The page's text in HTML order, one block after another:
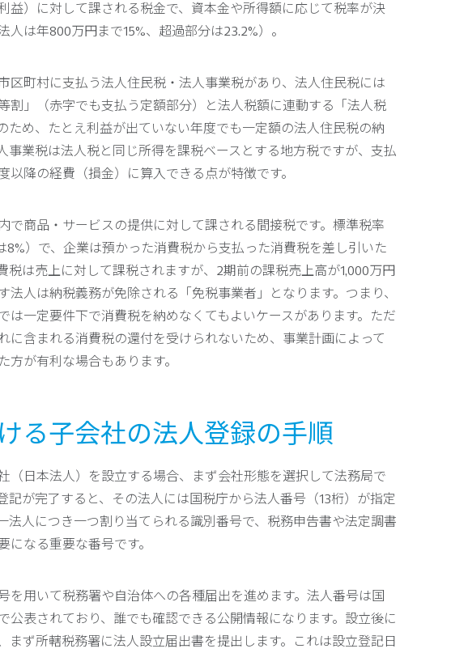
益）に対して課される税金で、資本金や所得額に応じて税率が決
人は年800万円まで15%、超過部分は23.2%）。
区町村に支払う法人住民税・法人事業税があり、法人住民税には
割」（赤字でも支払う定額部分）と法人税額に連動する「法人税
ため、たとえ利益が出ていない年度でも一定額の法人住民税の納
事業税は法人税と同じ所得を課税ベースとする地方税ですが、支払
以降の経費（損金）に算入できる点が特徴です。
で商品・サービスの提供に対して課される間接税です。標準税率
8%）で、企業は預かった消費税から支払った消費税を差し引いた
税は売上に対して課税されますが、2期前の課税売上高が1,000万円
法人は納税義務が免除される「免税事業者」となります。つまり、
は一定要件下で消費税を納めなくてもよいケースがあります。ただ
に含まれる消費税の還付を受けられないため、事業計画によって
方が有利な場合もあります。
る子会社の法人登録の手順
（日本法人）を設立する場合、まず会社形態を選択して法務局で
記が完了すると、その法人には国税庁から法人番号（13桁）が指定
法人につき一つ割り当てられる識別番号で、税務申告書や法定調書
になる重要な番号です。
を用いて税務署や自治体への各種届出を進めます。法人番号は国
公表されており、誰でも確認できる公開情報になります。設立後に
まず所轄税務署に法人設立届出書を提出します。これは設立登記日